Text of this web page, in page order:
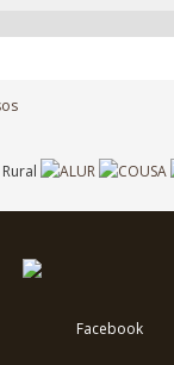
Facebook